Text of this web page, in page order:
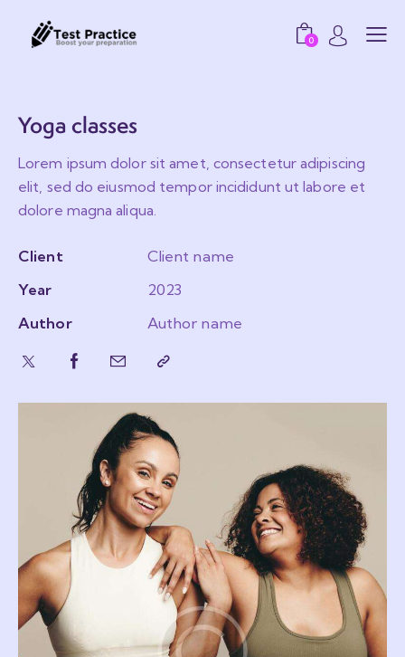
0
Yoga classes
Lorem ipsum dolor sit amet, consectetur adipiscing
elit, sed do eiusmod tempor incididunt ut labore et
dolore magna aliqua.
Client
Client name
Year
2023
Author
Author name